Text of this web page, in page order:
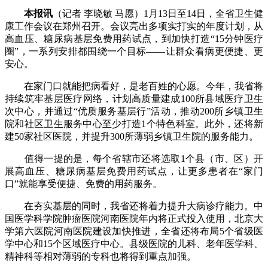
本报讯 （记者 李晓敏 马愿）1月13日至14日，全省卫生健
康工作会议在郑州召开。会议亮出多项实打实的年度计划，从
高血压、糖尿病基层免费用药试点，到加快打造“15分钟医疗
圈”，一系列安排都围绕一个目标——让群众看病更便捷、更
安心。
在家门口就能把病看好，是老百姓的心愿。今年，我省将
持续筑牢基层医疗网络，计划高质量建成100所县域医疗卫生
次中心，并通过“优质服务基层行”活动，推动200所乡镇卫生
院和社区卫生服务中心至少打造1个特色科室。此外，还将新
建50家社区医院，并提升300所薄弱乡镇卫生院的服务能力。
值得一提的是，每个省辖市还将选取1个县（市、区）开
展高血压、糖尿病基层免费用药试点，让更多患者在“家门
口”就能享受便捷、免费的用药服务。
在夯实基层的同时，我省还将着力提升大病诊疗能力。中
国医学科学院肿瘤医院河南医院年内将正式投入使用，北京大
学第六医院河南医院建设加快推进，全省还将布局5个省级医
学中心和15个区域医疗中心。县级医院的儿科、老年医学科、
精神科等相对薄弱的专科也将得到重点加强。